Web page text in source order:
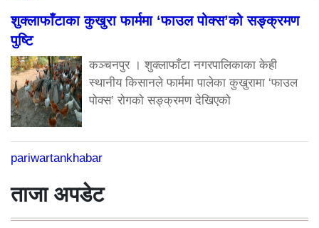
शुक्लाफाँटाका कुखुरा फार्ममा ‘फाउल पोक्स’को सङ्क्रमण
पुष्टि
कञ्चनपुर । शुक्लाफाँटा नगरपालिकाका केही
स्थानीय किसानले फार्ममा पालेका कुखुरामा ‘फाउल
पोक्स’ रोगको सङ्क्रमण देखिएको
pariwartankhabar
ताजा अपडेट